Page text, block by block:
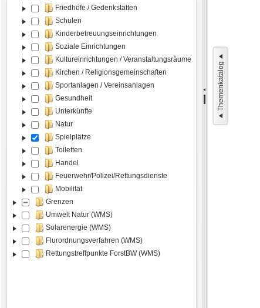
Friedhöfe / Gedenkstätten
Schulen
Kinderbetreuungseinrichtungen
Soziale Einrichtungen
Kultureinrichtungen / Veranstaltungsräume
Kirchen / Religionsgemeinschaften
Sportanlagen / Vereinsanlagen
Gesundheit
Unterkünfte
Natur
Spielplätze
Toiletten
Handel
Feuerwehr/Polizei/Rettungsdienste
Mobilität
Grenzen
Umwelt Natur (WMS)
Solarenergie (WMS)
Flurordnungsverfahren (WMS)
Rettungstreffpunkte ForstBW (WMS)
Themenkatalog